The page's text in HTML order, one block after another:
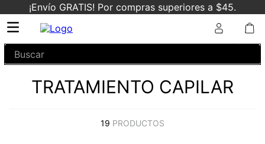
¡Envío GRATIS! Por compras superiores a $45.
Buscar
TRATAMIENTO CAPILAR
19 PRODUCTOS